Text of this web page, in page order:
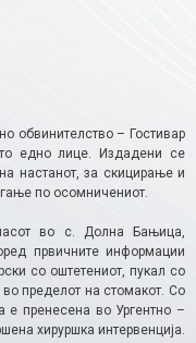
обвинителство – Гостивар
едно лице. Издадени се
настанот, за скицирање и
по осомничениот.
во с. Долна Бањица,
првичните информации
со оштетениот, пукал со
во пределот на стомакот. Со
пренесена во Ургентно –
хируршка интервенција.